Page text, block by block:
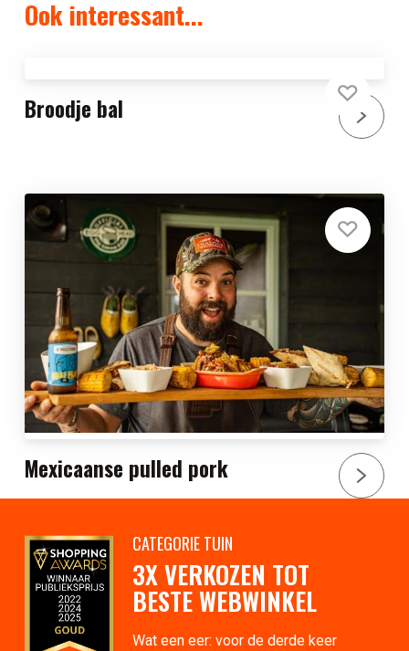
Ook interessant...
Broodje bal
Mexicaanse pulled pork
CATEGORIE TUIN
3X VERKOZEN TOT
BESTE WEBWINKEL
Wat een eer: voor de derde keer